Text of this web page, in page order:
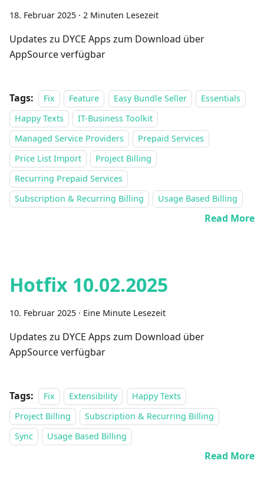
18. Februar 2025 · 2 Minuten Lesezeit
Updates zu DYCE Apps zum Download über
AppSource verfügbar
Tags: Fix Feature Easy Bundle Seller
Essentials
Happy Texts
IT-Business Toolkit
Managed Service Providers
Prepaid Services
Price List Import
Project Billing
Recurring Prepaid Services
Subscription & Recurring Billing
Usage Based Billing
Read More
Hotfix 10.02.2025
10. Februar 2025 · Eine Minute Lesezeit
Updates zu DYCE Apps zum Download über
AppSource verfügbar
Tags: Fix Extensibility
Happy Texts
Project Billing
Subscription & Recurring Billing
Sync
Usage Based Billing
Read More